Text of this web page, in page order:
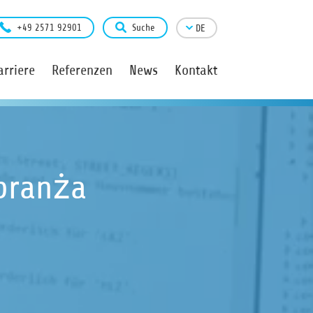
Referenzen News Kontakt
+49 2571 92901 Suche DE